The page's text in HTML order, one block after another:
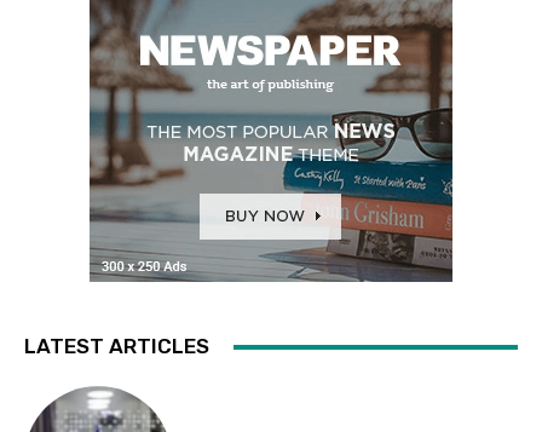
LATEST ARTICLES